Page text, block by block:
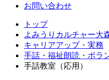
お問い合わせ
トップ
よみうりカルチャー大
キャリアアップ・実務
手話・福祉朗読・ボラ
手話教室（応用）